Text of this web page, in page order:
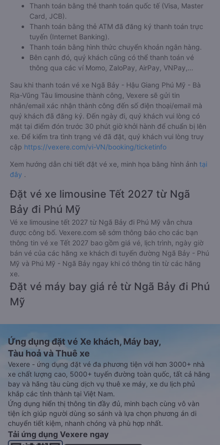
Thanh toán bằng thẻ thanh toán quốc tế (Visa, Master
Card, JCB).
Thanh toán bằng thẻ ATM đã đăng ký thanh toán trực
tuyến (Internet Banking).
Thanh toán bằng hình thức chuyển khoản ngân hàng.
Bên cạnh đó, quý khách cũng có thể thanh toán vé
thông qua các ví Momo, ZaloPay, AirPay, VNPay,…
Sau khi thanh toán vé xe Ngã Bảy - Hậu Giang Phú Mỹ - Bà
Rịa-Vũng Tàu limousine thành công, Vexere sẽ gửi tin
nhắn/email xác nhận thành công đến số điện thoại/email mà
quý khách đã đăng ký. Đến ngày đi, quý khách vui lòng có
mặt tại điểm đón trước 30 phút giờ khởi hành để chuẩn bị lên
xe. Để kiểm tra tình trạng vé đã đặt, quý khách vui lòng truy
cập https://vexere.com/vi-VN/booking/ticketinfo
Xem hướng dẫn chi tiết đặt vé xe, minh họa bằng hình ảnh tại
đây .
Đặt vé xe limousine Tết 2027 từ Ngã
Bảy đi Phú Mỹ
Vé xe limousine tết 2027 từ Ngã Bảy đi Phú Mỹ vẫn chưa
được công bố. Vexere.com sẽ sớm thông báo cho các bạn
thông tin vé xe Tết 2027 bao gồm giá vé, lịch trình, ngày giờ
bán vé của các hãng xe khách đi tuyến đường Ngã Bảy - Phú
Mỹ và Phú Mỹ - Ngã Bảy ngay khi có thông tin từ các hãng
xe.
Đặt vé máy bay giá rẻ từ Ngã Bảy đi Phú
Mỹ
Ứng dụng đặt vé Xe khách, Máy bay,
Tàu hoả và Thuê xe
Vexere - ứng dụng đặt vé đa phương tiện với hơn 3000+ nhà
xe chất lượng cao, 5000+ tuyến đường toàn quốc, tất cả hãng
bay và hãng tàu cùng dịch vụ thuê xe máy, xe du lịch phủ
khắp các tỉnh thành tại Việt Nam.
Ứng dụng hiển thị thông tin đầy đủ, minh bạch cùng vô vàn
tiện ích giúp người dùng so sánh và lựa chọn phương án di
chuyển tiết kiệm, nhanh chóng và phù hợp nhất.
Tải ứng dụng Vexere ngay